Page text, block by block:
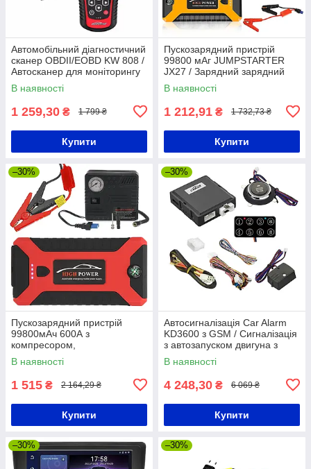
Автомобільний діагностичний
сканер OBDII/EOBD KW 808 /
Автосканер для моніторингу
та видалення помилок
В наявності
1 259,30 ₴ 1 799 ₴
Купити
Пускозарядний пристрій
99800 мАг JUMPSTARTER
JX27 / Зарядний зарядний
пристрій для автомобіля
В наявності
1 212,91 ₴ 1 732,73 ₴
Купити
–30%
Пускозарядний пристрій
99800мАч 600А з
компресором,
JUMPSTARTER 29B /
Пусковий пристрій для
В наявності
1 515 ₴ 2 164,29 ₴
Купити
–30%
Автосигналізація Car Alarm
KD3600 з GSM / Сигналізація
з автозапуском двигуна з
GPS трекінгом
В наявності
4 248,30 ₴ 6 069 ₴
Купити
–30% –30%